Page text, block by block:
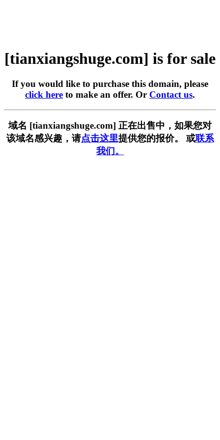
[tianxiangshuge.com] is for sale
If you would like to purchase this domain, please
click here to make an offer. Or Contact us.
域名 [tianxiangshuge.com] 正在出售中，如果您对
该域名感兴趣，请点击这里提供您的报价。 或联系
我们。